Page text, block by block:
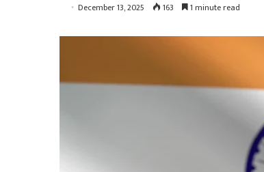
December 13, 2025 163 1 minute read